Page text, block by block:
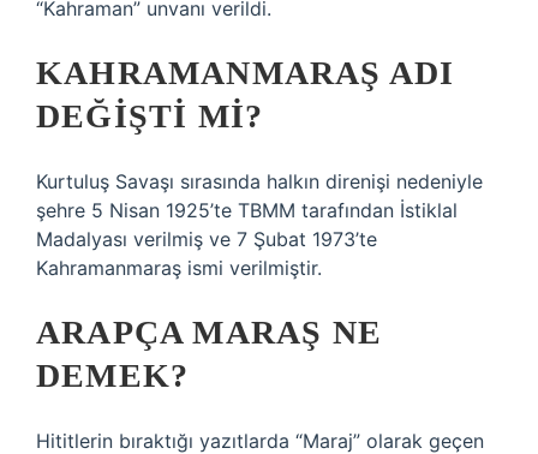
“Kahraman” unvanı verildi.
KAHRAMANMARAŞ ADI
DEĞIŞTI MI?
Kurtuluş Savaşı sırasında halkın direnişi nedeniyle
şehre 5 Nisan 1925’te TBMM tarafından İstiklal
Madalyası verilmiş ve 7 Şubat 1973’te
Kahramanmaraş ismi verilmiştir.
ARAPÇA MARAŞ NE
DEMEK?
Hititlerin bıraktığı yazıtlarda “Maraj” olarak geçen